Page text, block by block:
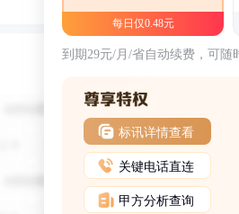
每日仅0.48元
到期29元/月/省自动续费，可随
标讯详情查看
关键电话直连
甲方分析查询